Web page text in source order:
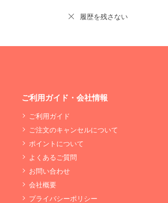
履歴を残さない
ご利用ガイド・会社情報
ご利用ガイド
ご注文のキャンセルについて
ポイントについて
よくあるご質問
お問い合わせ
会社概要
プライバシーポリシー